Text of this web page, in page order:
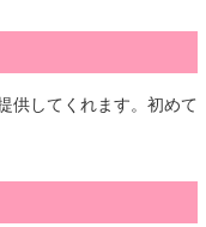
供してくれます。初めて